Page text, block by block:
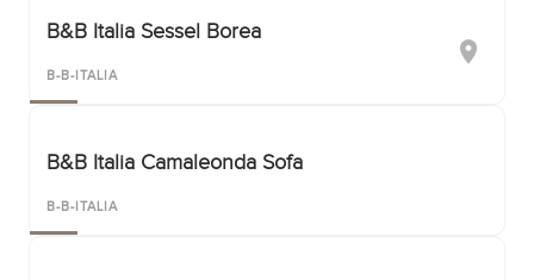
B&B Italia Sessel Borea
B-B-ITALIA
B&B Italia Camaleonda Sofa
B-B-ITALIA